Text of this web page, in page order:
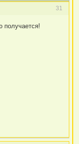
31
получается!